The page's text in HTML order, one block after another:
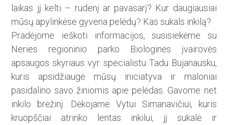
laikas jį kelti – rudenį ar pavasarį? Kur daugiausiai
mūsų apylinkėse gyvena pelėdų? Kas sukals inkilą?
Pradėjome ieškoti informacijos, susisiekėme su
Neries regioninio parko Biologinės įvairovės
apsaugos skyriaus vyr. specialistu Tadu Bujanausku,
kuris apsidžiaugė mūsų iniciatyva ir maloniai
pasidalino savo ži­niomis apie pelėdas. Gavome net
inkilo brėžinį. Dėkojame Vytui Simanavičiui, kuris
kruopš­čiai atrinko lentas in­kilui, jį sukalė ir